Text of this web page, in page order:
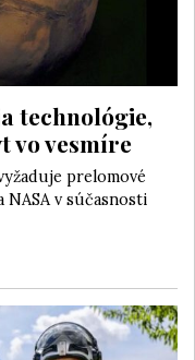
technológie,
vo vesmíre
prelomové
NASA v súčasnosti